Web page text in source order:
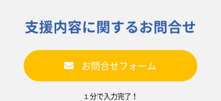
支援内容に関するお問合せ
お問合せフォーム
１分で入力完了！